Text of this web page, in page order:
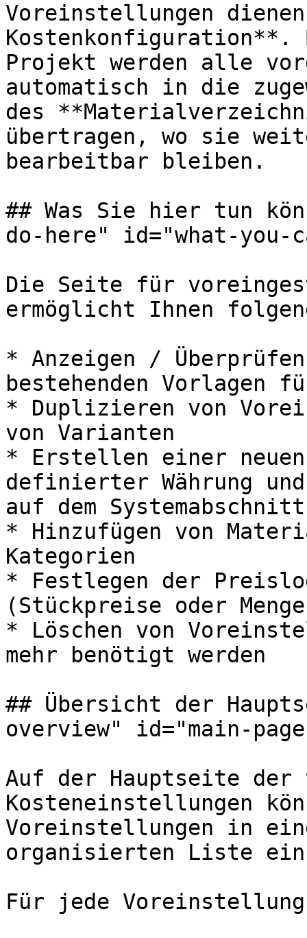
Voreinstellungen
Kostenkonfiguration**.
Projekt werden alle
automatisch in die
des
übertragen, wo sie
bearbeitbar bleiben.
## Was Sie hier tun
do-here" id="what-you-
Die Seite für
ermöglicht Ihnen
* Anzeigen /
bestehenden Vorlagen
* Duplizieren von
von Varianten
* Erstellen einer
definierter Währung
auf dem Systemabschnitt
* Hinzufügen von
Kategorien
* Festlegen der
(Stückpreise oder
* Löschen von
mehr benötigt werden
## Übersicht der
overview" id="main-
Auf der Hauptseite
Kosteneinstellungen
Voreinstellungen in
organisierten Liste
Für jede